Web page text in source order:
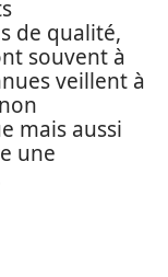
de qualité,
souvent à
veillent à
mais aussi
une